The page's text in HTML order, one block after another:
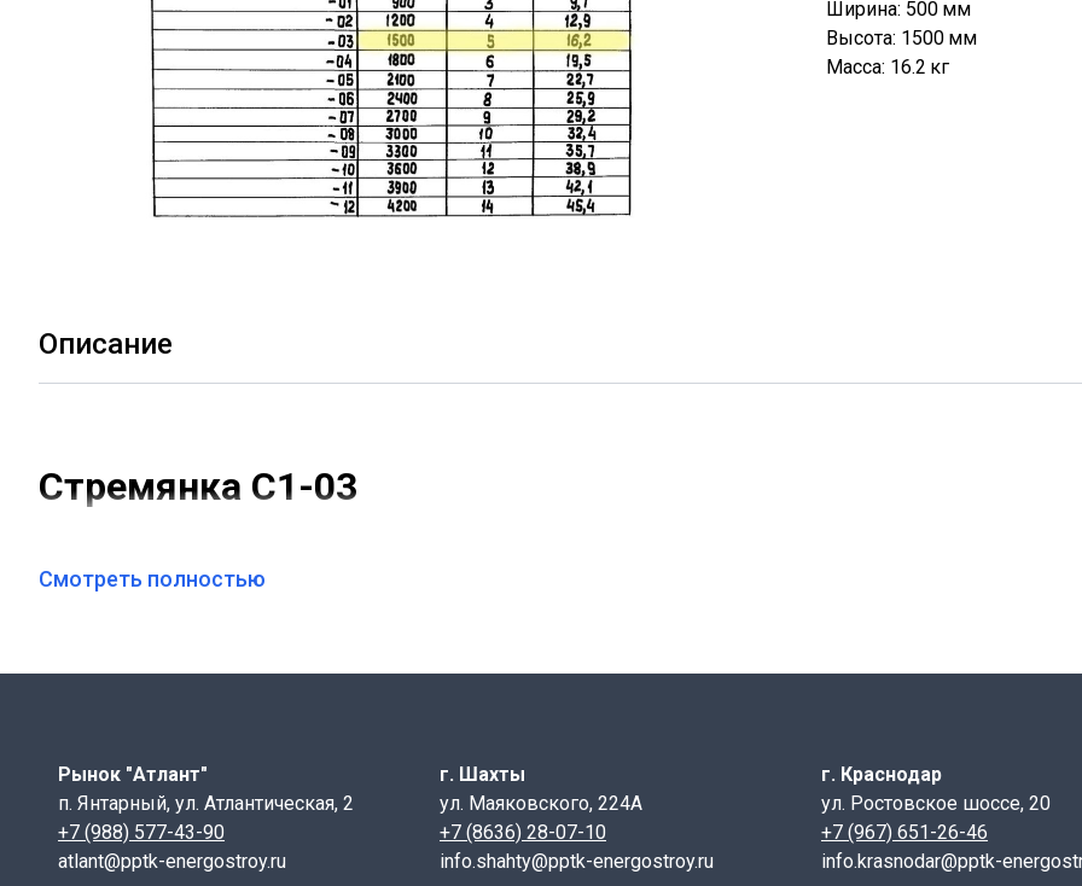
Ширина: 500 мм
Высота: 1500 мм
Масса: 16.2 кг
Описание
Стремянка С1-03
колодцев.
Длина : 1500 мм
Ширина: 500 мм
Масса: 16,2 кг
Материал: сталь
Смотреть полностью
Рынок "Атлант"
п. Янтарный, ул. Атлантическая, 2
+7 (988) 577-43-90
atlant@pptk-energostroy.ru
г. Шахты
ул. Маяковского, 224А
+7 (8636) 28-07-10
info.shahty@pptk-energostroy.ru
г. Краснодар
ул. Ростовское шоссе, 20
+7 (967) 651-26-46
info.krasnodar@pptk-